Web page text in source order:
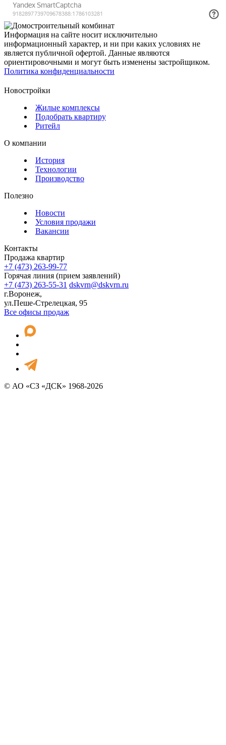
Информация на сайте носит исключительно
информационный характер, и ни при каких условиях не
является публичной офертой. Данные являются
ориентировочными и могут быть изменены застройщиком.
Политика конфиденциальности
Новостройки
Жилые комплексы
Подобрать квартиру
Ритейл
О компании
История
Технологии
Производство
Полезно
Новости
Условия продажи
Вакансии
Контакты
Продажа квартир
+7 (473) 263-99-77
Горячая линия (прием заявлений)
+7 (473) 263-55-31 dskvrn@dskvrn.ru
г.Воронеж,
ул.Пеше-Стрелецкая, 95
Все офисы продаж
© АО «СЗ «ДСК» 1968-2026